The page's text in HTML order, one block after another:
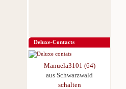
Deluxe-Contacts
Manuela3101 (64)
aus Schwarzwald
schalten